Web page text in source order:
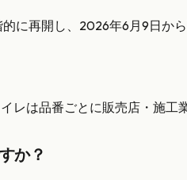
に再開し、2026年6月9日から
は品番ごとに販売店・施工
か？